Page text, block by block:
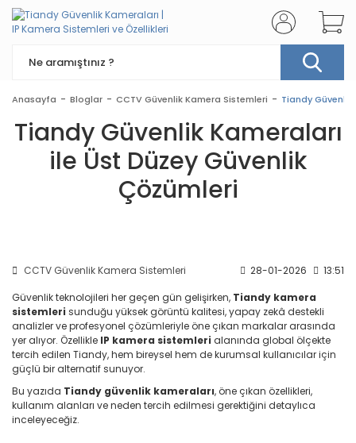
Anasayfa Bloglar CCTV Güvenlik Kamera Sistemleri Tiandy Güvenlik
Tiandy Güvenlik Kameraları
ile Üst Düzey Güvenlik
Çözümleri
CCTV Güvenlik Kamera Sistemleri 28-01-2026
13:51
Güvenlik teknolojileri her geçen gün gelişirken, Tiandy kamera
sistemleri sunduğu yüksek görüntü kalitesi, yapay zekâ destekli
analizler ve profesyonel çözümleriyle öne çıkan markalar arasında
yer alıyor. Özellikle IP kamera sistemleri alanında global ölçekte
tercih edilen Tiandy, hem bireysel hem de kurumsal kullanıcılar için
güçlü bir alternatif sunuyor.
Bu yazıda Tiandy güvenlik kameraları, öne çıkan özellikleri,
kullanım alanları ve neden tercih edilmesi gerektiğini detaylıca
inceleyeceğiz.